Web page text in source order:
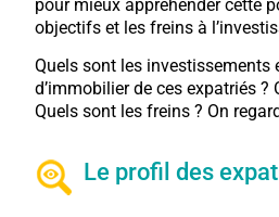
pour mieux appréhender cette
objectifs et les freins à
Quels sont les investissements
d’immobilier de ces expatriés ?
Quels sont les freins ? On
Le profil des